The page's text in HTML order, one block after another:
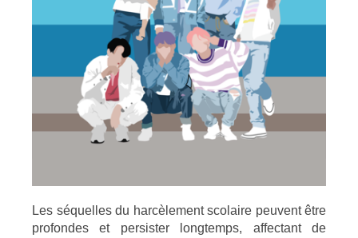
Les séquelles du harcèlement scolaire peuvent être
profondes et persister longtemps, affectant de